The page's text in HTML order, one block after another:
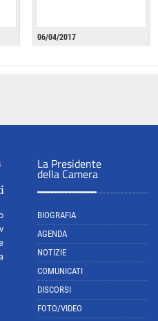
06/04/2017
La Presidente
della Camera
BIOGRAFIA
AGENDA
NOTIZIE
COMUNICATI
DISCORSI
FOTO/VIDEO